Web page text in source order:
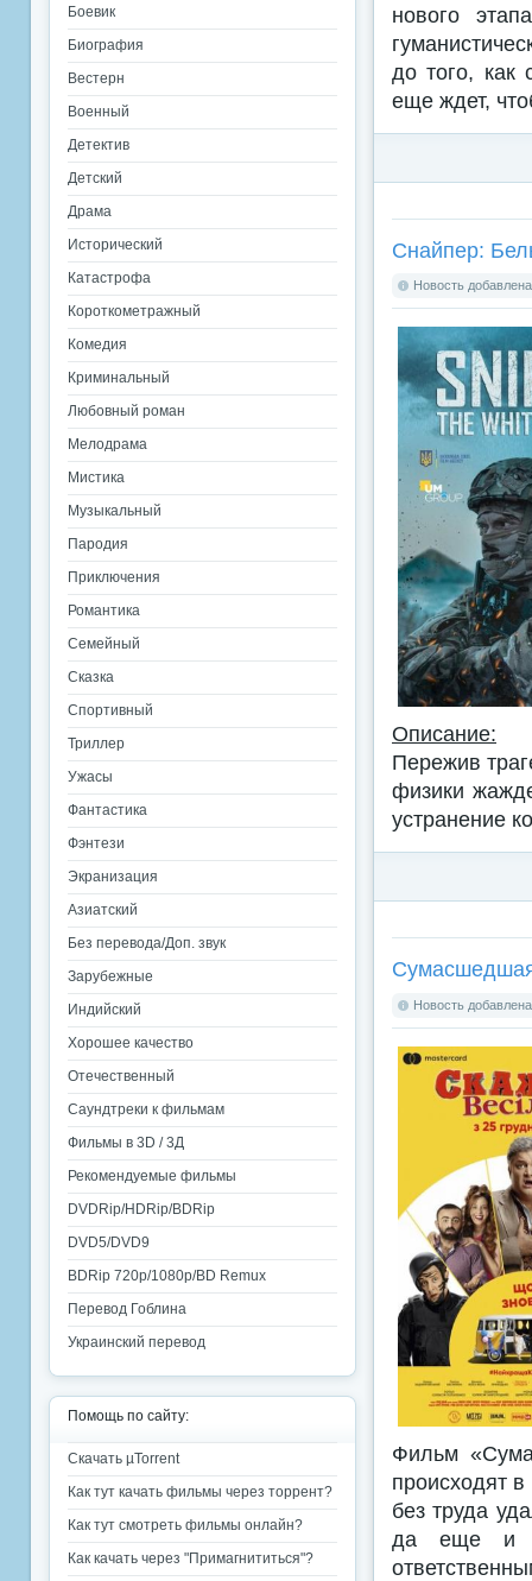
нового
до того, как
еще ждет,
Снайпер:
Новость
Описание:
Пережив
физики
устранение
Новость
Фильм
происходят
без труда
да еще и
Боевик
Биография
Вестерн
Военный
Детектив
Детский
Драма
Исторический
Катастрофа
Короткометражный
Комедия
Криминальный
Любовный роман
Мелодрама
Мистика
Музыкальный
Пародия
Приключения
Романтика
Семейный
Сказка
Спортивный
Триллер
Ужасы
Фантастика
Фэнтези
Экранизация
Азиатский
Без перевода/Доп. звук
Зарубежные
Индийский
Хорошее качество
Отечественный
Саундтреки к фильмам
Фильмы в 3D / 3Д
Рекомендуемые фильмы
DVDRip/HDRip/BDRip
DVD5/DVD9
BDRip 720p/1080p/BD Remux
Перевод Гоблина
Украинский перевод
Помощь по сайту:
Скачать µTorrent
Как тут качать фильмы через торрент?
Как тут смотреть фильмы онлайн?
Как качать через "Примагнититься"?